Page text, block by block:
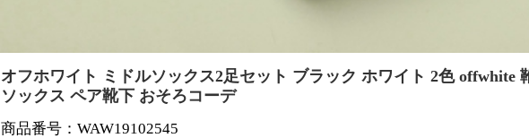
オフホワイト ミドルソックス2足セット ブラック ホワイト 2色 offwhite
ソックス ペア靴下 おそろコーデ
商品番号：WAW19102545